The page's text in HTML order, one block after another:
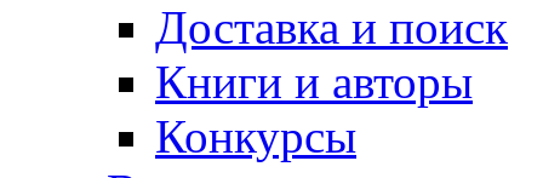
Доставка и поиск
Книги и авторы
Конкурсы